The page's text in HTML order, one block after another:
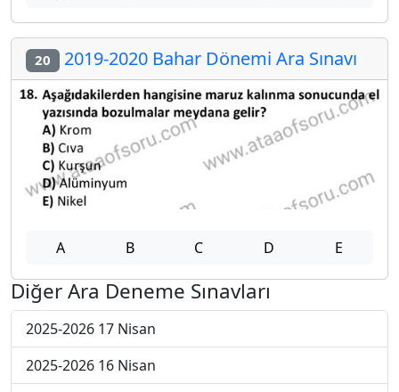
20 2019-2020 Bahar Dönemi Ara Sınavı
A B C D E
Diğer Ara Deneme Sınavları
2025-2026 17 Nisan
2025-2026 16 Nisan